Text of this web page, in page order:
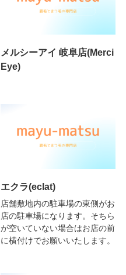
メルシーアイ 岐阜店(Merci
Eye)
エクラ(eclat)
店舗敷地内の駐車場の東側がお
店の駐車場になります。そちら
が空いていない場合はお店の前
に横付けでお願いいたします。